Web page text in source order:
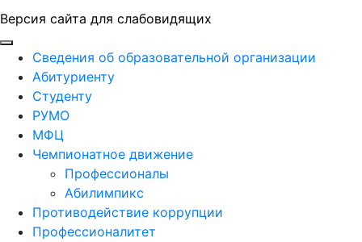
Версия сайта для слабовидящих
ГБПОУ "ПАПТ"
Сведения об образовательной организации
Абитуриенту
Студенту
РУМО
МФЦ
Чемпионатное движение
Профессионалы
Абилимпикс
Противодействие коррупции
Профессионалитет